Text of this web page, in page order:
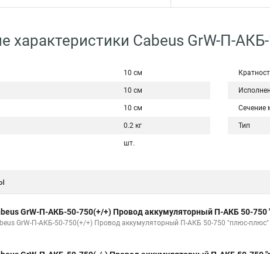
характеристики Cabeus GrW-П-
10 см
10 см
10 см
0.2 кг
шт.
Сечение
Тип
GrW-П-АКБ-50-750(+/+) Провод аккумуляторный П-АКБ 50-750
GrW-П-АКБ-50-750(+/+) Провод аккумуляторный П-АКБ 50-750 "плюс-плюс"